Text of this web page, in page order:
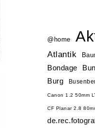
@home
Atlantik
Bondage
Burg
Canon 1.2 50mm
CF Planar 2.8